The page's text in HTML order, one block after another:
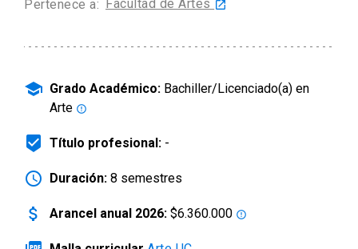
Pertenece a: Facultad de Artes launch
school Grado Académico: Bachiller/Licenciado(a) en
Arte error_outline
beenhere Título profesional: -
schedule Duración: 8 semestres
attach_money Arancel anual 2026: $6.360.000 error_outline